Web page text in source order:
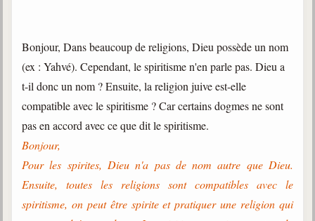
Bonjour, Dans beaucoup de religions, Dieu possède un nom
(ex : Yahvé). Cependant, le spiritisme n'en parle pas. Dieu a
t-il donc un nom ? Ensuite, la religion juive est-elle
compatible avec le spiritisme ? Car certains dogmes ne sont
pas en accord avec ce que dit le spiritisme.
Bonjour,
Pour les spirites, Dieu n'a pas de nom autre que Dieu.
Ensuite, toutes les religions sont compatibles avec le
spiritisme, on peut être spirite et pratiquer une religion qui